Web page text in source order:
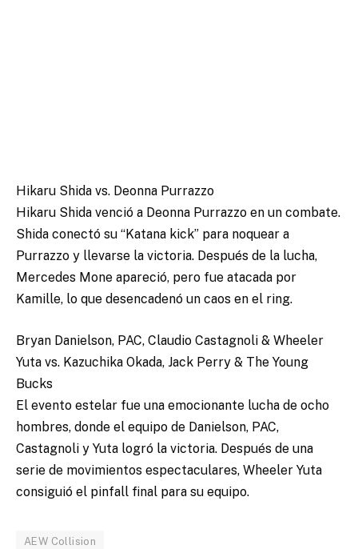
Hikaru Shida vs. Deonna Purrazzo
Hikaru Shida venció a Deonna Purrazzo en un combate.
Shida conectó su “Katana kick” para noquear a
Purrazzo y llevarse la victoria. Después de la lucha,
Mercedes Mone apareció, pero fue atacada por
Kamille, lo que desencadenó un caos en el ring.
Bryan Danielson, PAC, Claudio Castagnoli & Wheeler
Yuta vs. Kazuchika Okada, Jack Perry & The Young
Bucks
El evento estelar fue una emocionante lucha de ocho
hombres, donde el equipo de Danielson, PAC,
Castagnoli y Yuta logró la victoria. Después de una
serie de movimientos espectaculares, Wheeler Yuta
consiguió el pinfall final para su equipo.
AEW Collision